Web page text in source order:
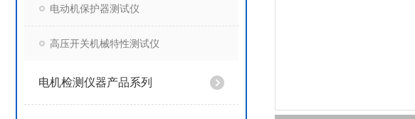
电动机保护器测试仪
高压开关机械特性测试仪
电机检测仪器产品系列